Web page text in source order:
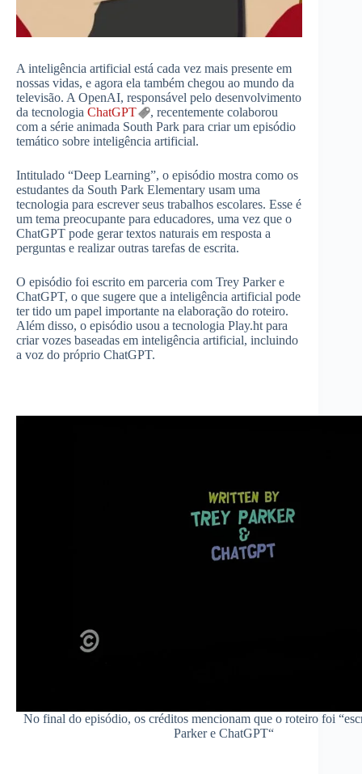
A inteligência artificial está cada vez mais presente em
nossas vidas, e agora ela também chegou ao mundo da
televisão. A OpenAI, responsável pelo desenvolvimento
da tecnologia ChatGPT
, recentemente colaborou
com a série animada South Park para criar um episódio
temático sobre inteligência artificial.
Intitulado “Deep Learning”, o episódio mostra como os
estudantes da South Park Elementary usam uma
tecnologia para escrever seus trabalhos escolares. Esse é
um tema preocupante para educadores, uma vez que o
ChatGPT pode gerar textos naturais em resposta a
perguntas e realizar outras tarefas de escrita.
O episódio foi escrito em parceria com Trey Parker e
ChatGPT, o que sugere que a inteligência artificial pode
ter tido um papel importante na elaboração do roteiro.
Além disso, o episódio usou a tecnologia Play.ht para
criar vozes baseadas em inteligência artificial, incluindo
a voz do próprio ChatGPT.
No final do episódio, os créditos mencionam que o roteiro foi
Parker e ChatGPT“